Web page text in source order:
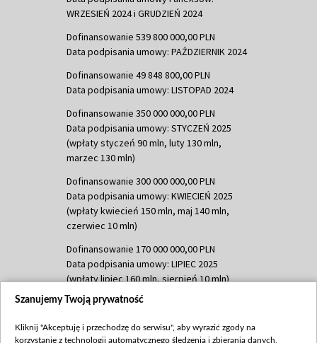
WRZESIEŃ 2024 i GRUDZIEŃ 2024
Dofinansowanie 539 800 000,00 PLN
Data podpisania umowy: PAŹDZIERNIK 2024
Dofinansowanie 49 848 800,00 PLN
Data podpisania umowy: LISTOPAD 2024
Dofinansowanie 350 000 000,00 PLN
Data podpisania umowy: STYCZEŃ 2025
(wpłaty styczeń 90 mln, luty 130 mln,
marzec 130 mln)
Dofinansowanie 300 000 000,00 PLN
Data podpisania umowy: KWIECIEŃ 2025
(wpłaty kwiecień 150 mln, maj 140 mln,
czerwiec 10 mln)
Dofinansowanie 170 000 000,00 PLN
Data podpisania umowy: LIPIEC 2025
(wpłaty lipiec 160 mln, sierpień 10 mln)
Dofinansowanie 60 000 000,00 PLN
(wpłata wrzesień 60 mln)
Szanujemy Twoją prywatność
Kliknij "Akceptuję i przechodzę do serwisu", aby wyrazić zgody na
korzystanie z technologii automatycznego śledzenia i zbierania danych,